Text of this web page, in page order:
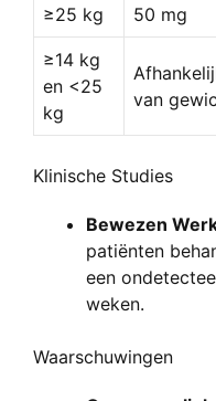
≥25 kg 50 mg
≥14 kg
en <25
kg
van
Klinische Studies
Bewezen
patiënten
een
weken.
Waarschuwingen